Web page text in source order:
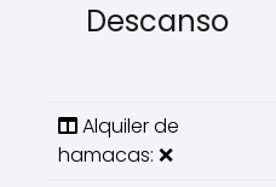
Descanso
Alquiler de
hamacas: ❌